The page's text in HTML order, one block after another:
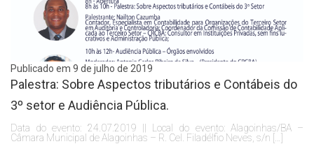
Publicado em 9 de julho de 2019
Palestra: Sobre Aspectos tributários e Contábeis do
3º setor e Audiência Pública.
Data do evento: 24.07.2019 || Local do evento: Alagoinhas/BA –
Câmara Municipal de Alagoinhas – R. Cel. Filadélfio Neves, s/n […]